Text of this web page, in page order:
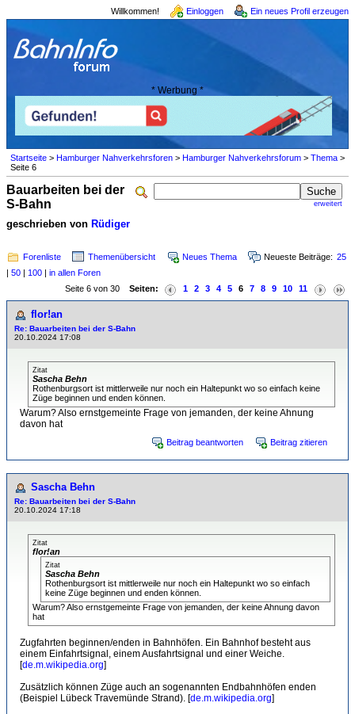
Willkommen! Einloggen Ein neues Profil erzeugen
* Werbung *
Startseite > Hamburger Nahverkehrsforen > Hamburger Nahverkehrsforum > Thema >
Seite 6
erweitert
Bauarbeiten bei der
S-Bahn
geschrieben von Rüdiger
Forenliste Themenübersicht Neues Thema Neueste Beiträge: 25
| 50 | 100 | in allen Foren
Seite 6 von 30 Seiten: 1 2 3 4 5 6 7 8 9 10 11
flor!an
Re: Bauarbeiten bei der S-Bahn
20.10.2024 17:08
Zitat
Sascha Behn
Rothenburgsort ist mittlerweile nur noch ein Haltepunkt wo so einfach keine
Züge beginnen und enden können.
Warum? Also ernstgemeinte Frage von jemanden, der keine Ahnung
davon hat
Beitrag beantworten Beitrag zitieren
Sascha Behn
Re: Bauarbeiten bei der S-Bahn
20.10.2024 17:18
Zitat
flor!an
Zitat
Sascha Behn
Rothenburgsort ist mittlerweile nur noch ein Haltepunkt wo so einfach
keine Züge beginnen und enden können.
Warum? Also ernstgemeinte Frage von jemanden, der keine Ahnung davon
hat
Zugfahrten beginnen/enden in Bahnhöfen. Ein Bahnhof besteht aus
einem Einfahrtsignal, einem Ausfahrtsignal und einer Weiche.
[de.m.wikipedia.org]
Zusätzlich können Züge auch an sogenannten Endbahnhöfen enden
(Beispiel Lübeck Travemünde Strand). [de.m.wikipedia.org]